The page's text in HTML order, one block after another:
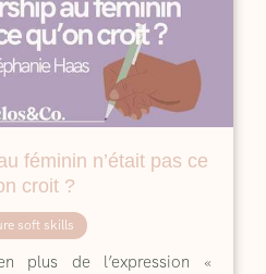
féminin n’était pas ce
croit ?
soft skills
plus de l’expression «